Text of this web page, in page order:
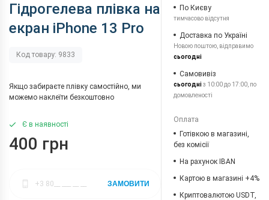
Гідрогелева плівка на
екран iPhone 13 Pro
Код товару: 9833
Якщо забираєте плівку самостійно, ми
можемо наклеїти безкоштовно
Є в наявності
400 грн
ЗАМОВИТИ
По Києву
тимчасово відсутня
Доставка по Україні
Новою поштою, відправимо
сьогодні
Самовивіз
сьогодніз 10:00 до 17:00, по
домовленості
Оплата
Готівкою в магазині,
без комісії
На рахунок IBAN
Картою в магазині +4%
Криптовалютою USDT,